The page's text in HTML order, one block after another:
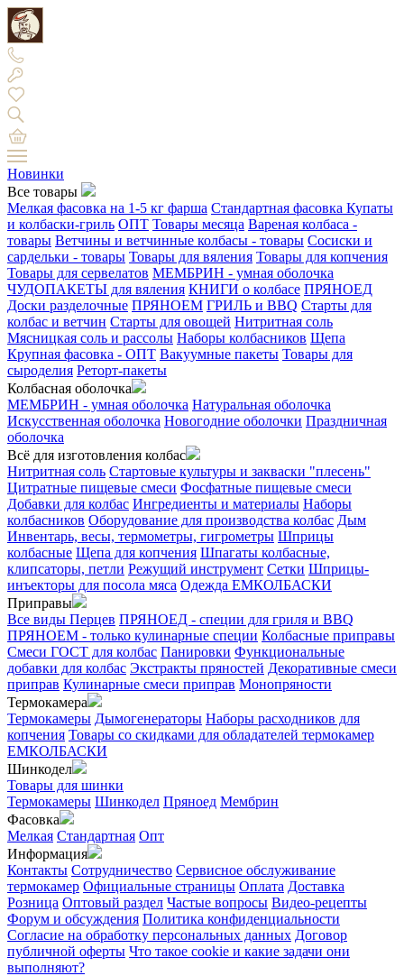
Новинки
Все товары
Мелкая фасовка на 1-5 кг фарша Стандартная фасовка Купаты
и колбаски-гриль ОПТ Товары месяца Вареная колбаса -
товары Ветчины и ветчинные колбасы - товары Сосиски и
сардельки - товары Товары для вяления Товары для копчения
Товары для сервелатов МЕМБРИН - умная оболочка
ЧУДОПАКЕТЫ для вяления КНИГИ о колбасе ПРЯНОЕД
Доски разделочные ПРЯНОЕМ ГРИЛЬ и BBQ Старты для
колбас и ветчин Старты для овощей Нитритная соль
Мясницкая соль и рассолы Наборы колбасников Щепа
Крупная фасовка - ОПТ Вакуумные пакеты Товары для
сыроделия Реторт-пакеты
Колбасная оболочка
МЕМБРИН - умная оболочка Натуральная оболочка
Искусственная оболочка Новогодние оболочки Праздничная
оболочка
Всё для изготовления колбас
Нитритная соль Стартовые культуры и закваски "плесень"
Цитратные пищевые смеси Фосфатные пищевые смеси
Добавки для колбас Ингредиенты и материалы Наборы
колбасников Оборудование для производства колбас Дым
Инвентарь, весы, термометры, гигрометры Шприцы
колбасные Щепа для копчения Шпагаты колбасные,
клипсаторы, петли Режущий инструмент Сетки Шприцы-
инъекторы для посола мяса Одежда ЕМКОЛБАСКИ
Приправы
Все виды Перцев ПРЯНОЕД - специи для гриля и BBQ
ПРЯНОЕМ - только кулинарные специи Колбасные приправы
Смеси ГОСТ для колбас Панировки Функциональные
добавки для колбас Экстракты пряностей Декоративные смеси
приправ Кулинарные смеси приправ Монопряности
Термокамера
Термокамеры Дымогенераторы Наборы расходников для
копчения Товары со скидками для обладателей термокамер
ЕМКОЛБАСКИ
Шинкодел
Товары для шинки
Термокамеры Шинкодел Пряноед Мембрин
Фасовка
Мелкая Стандартная Опт
Информация
Контакты Сотрудничество Сервисное обслуживание
термокамер Официальные страницы Оплата Доставка
Розница Оптовый раздел Частые вопросы Видео-рецепты
Форум и обсуждения Политика конфиденциальности
Согласие на обработку персональных данных Договор
публичной оферты Что такое cookie и какие задачи они
выполняют?